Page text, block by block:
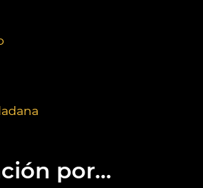
por...